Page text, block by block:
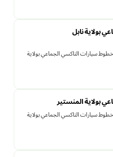
بولاية نابل
سيارات التاكسي الجماعي بولاية
بولاية المنستير
سيارات التاكسي الجماعي بولاية